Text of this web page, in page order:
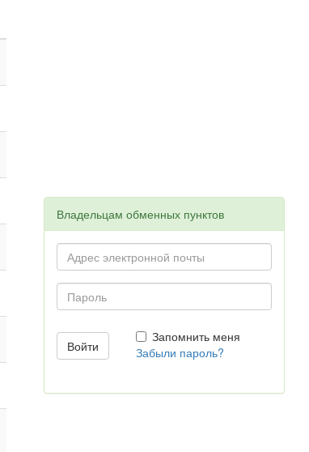
Владельцам обменных пунктов
Запомнить меня
Забыли пароль?